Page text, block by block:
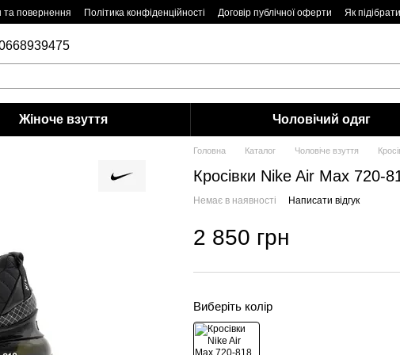
та повернення Політика конфіденційності Договір публічної оферти Як
Жіноче взуття Чоловiчий одяг
Головна Каталог Чоловiче взуття
Кросівки Nike Air Max 720-
Немає в наявності Написати відгук
2 850 грн
Виберіть колір